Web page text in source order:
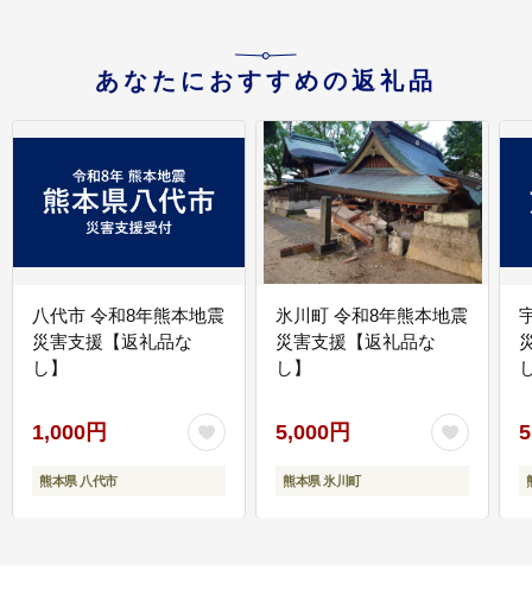
あなたにおすすめの返礼品
八代市 令和8年熊本地震
災害支援【返礼品な
し】
1,000円
熊本県 八代市
氷川町 令和8年熊本地震
災害支援【返礼品な
し】
5,000円
熊本県 氷川町